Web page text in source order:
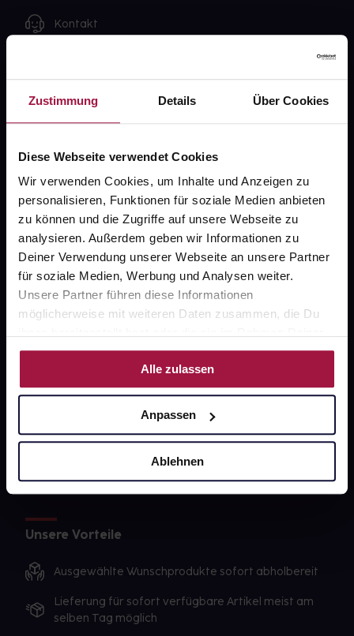
Zustimmung Details Über Cookies
Diese Webseite verwendet Cookies
Wir verwenden Cookies, um Inhalte und Anzeigen zu
personalisieren, Funktionen für soziale Medien anbieten
zu können und die Zugriffe auf unsere Webseite zu
analysieren. Außerdem geben wir Informationen zu
Deiner Verwendung unserer Webseite an unsere Partner
für soziale Medien, Werbung und Analysen weiter.
Unsere Partner führen diese Informationen
möglicherweise mit weiteren Daten zusammen, die Du
Nutzung der Dienste gesammelt haben.
Alle zulassen
Anpassen
Ablehnen
Kontakt
Widerrufsformular
gesund.de
Über uns
Karriere
Barrierefreiheitserklärung
gesund-versorger.de
AGB
Unsere Vorteile
Ausgewählte Wunschprodukte sofort abholbereit
Lieferung für sofort verfügbare Artikel meist am
selben Tag möglich